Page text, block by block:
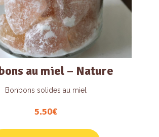
au miel – Nature
Bonbons solides au miel
5.50€